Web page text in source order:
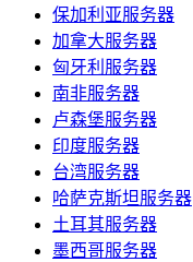
保加利亚服务器
加拿大服务器
匈牙利服务器
南非服务器
卢森堡服务器
印度服务器
台湾服务器
哈萨克斯坦服务器
土耳其服务器
墨西哥服务器